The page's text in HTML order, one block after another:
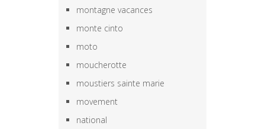
montagne vacances
monte cinto
moto
moucherotte
moustiers sainte marie
movement
national